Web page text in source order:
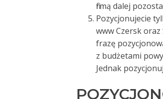
firmą dalej
Pozycjonujecie
www Czersk
frazę
z budżetami
Jednak